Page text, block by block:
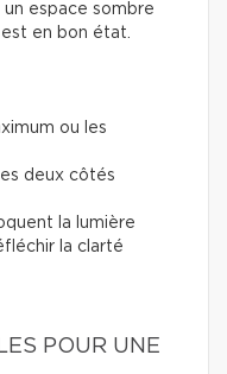
un espace sombre
est en bon état.
ou les
deux côtés
la lumière
la clarté
POUR UNE